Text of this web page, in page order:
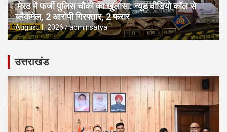
मेरठ में फर्जी पुलिस चौकी का खुलासा: न्यूड वीडियो कॉल से
ब्लैकमेल, 2 आरोपी गिरफ्तार, 2 फरार
August 1, 2026 adminsatya
उत्तराखंड